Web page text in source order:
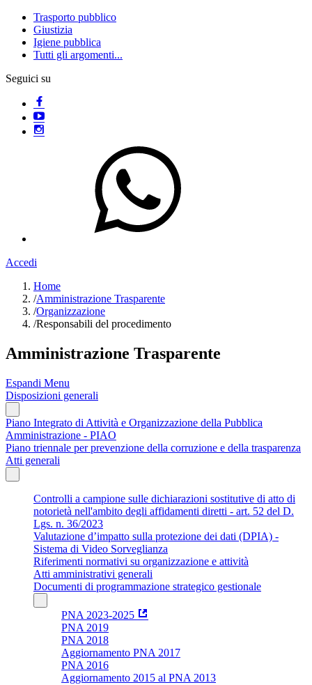
Trasporto pubblico
Giustizia
Igiene pubblica
Tutti gli argomenti...
Seguici su
Accedi
Home
/Amministrazione Trasparente
/Organizzazione
/Responsabili del procedimento
Amministrazione Trasparente
Espandi Menu
Disposizioni generali
Piano Integrato di Attività e Organizzazione della Pubblica
Amministrazione - PIAO
Piano triennale per prevenzione della corruzione e della trasparenza
Atti generali
Controlli a campione sulle dichiarazioni sostitutive di atto di
notorietà nell'ambito degli affidamenti diretti - art. 52 del D.
Lgs. n. 36/2023
Valutazione d’impatto sulla protezione dei dati (DPIA) -
Sistema di Video Sorveglianza
Riferimenti normativi su organizzazione e attività
Atti amministrativi generali
Documenti di programmazione strategico gestionale
PNA 2023-2025
PNA 2019
PNA 2018
Aggiornamento PNA 2017
PNA 2016
Aggiornamento 2015 al PNA 2013